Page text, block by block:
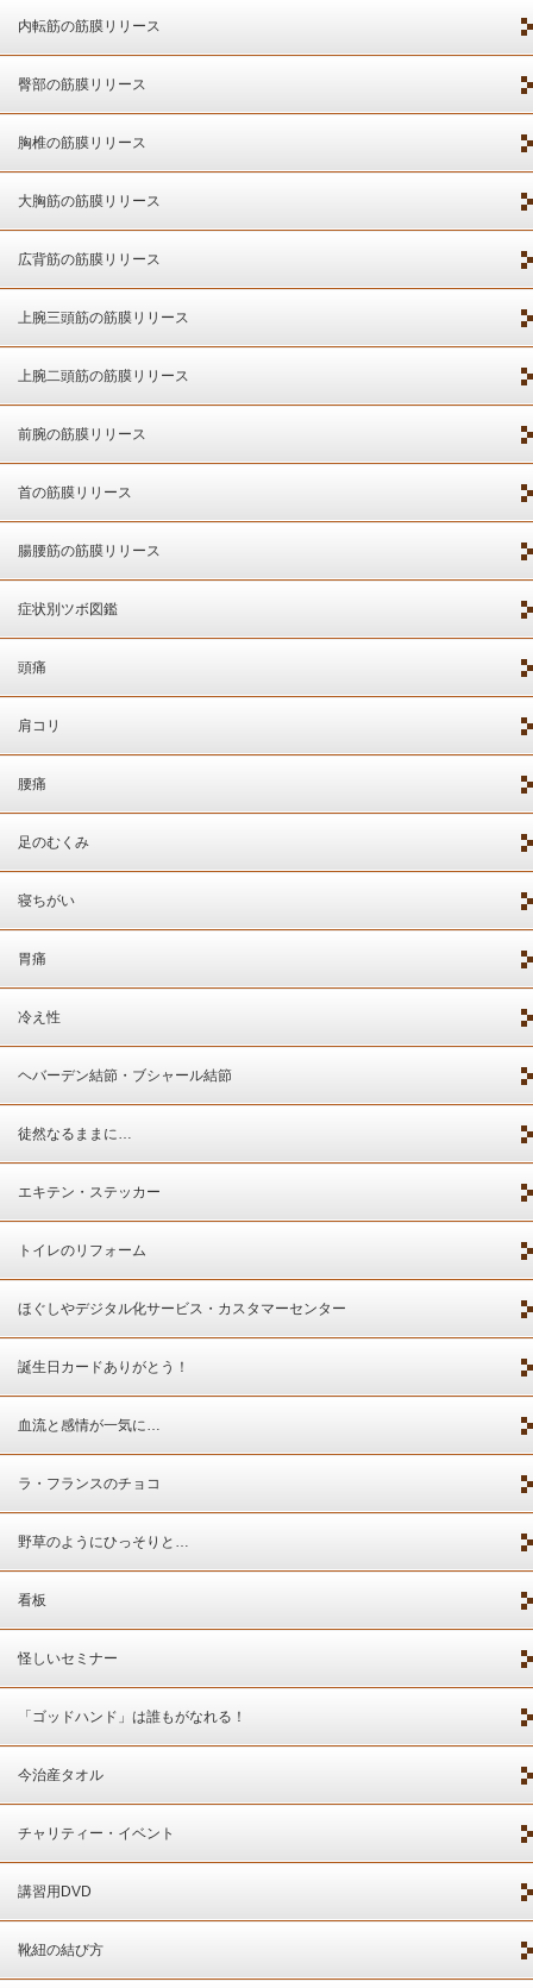
内転筋の筋膜リリース
臀部の筋膜リリース
胸椎の筋膜リリース
大胸筋の筋膜リリース
広背筋の筋膜リリース
上腕三頭筋の筋膜リリース
上腕二頭筋の筋膜リリース
前腕の筋膜リリース
首の筋膜リリース
腸腰筋の筋膜リリース
症状別ツボ図鑑
頭痛
肩コリ
腰痛
足のむくみ
寝ちがい
胃痛
冷え性
ヘバーデン結節・ブシャール結節
徒然なるままに…
エキテン・ステッカー
トイレのリフォーム
ほぐしやデジタル化サービス・カスタマーセンター
誕生日カードありがとう！
血流と感情が一気に…
ラ・フランスのチョコ
野草のようにひっそりと…
看板
怪しいセミナー
「ゴッドハンド」は誰もがなれる！
今治産タオル
チャリティー・イベント
講習用DVD
靴紐の結び方